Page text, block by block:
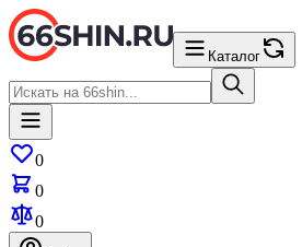
Каталог
0
0
0